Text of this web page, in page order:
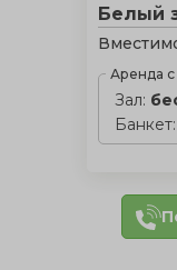
Белый
Аренда
Зал:
Банкет: